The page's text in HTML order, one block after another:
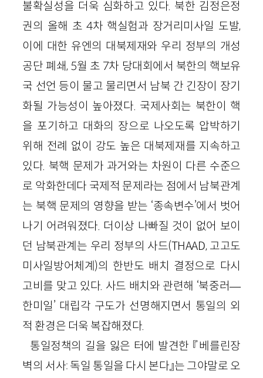
불확실성을 더욱 심화하고 있다. 북한 김정은정
권의 올해 초4차 핵실험과 장거리미사일 도발,
이에 대한 유엔의 대북제재와 우리 정부의 개성
공단 폐쇄, 5월 초 7차 당대회에서 북한의 핵보유
국 선언 등이 물고 물리면서 남북 간 긴장이 장기
화될 가능성이 높아졌다. 국제사회는 북한이 핵
을 포기하고 대화의 장으로 나오도록 압박하기
위해 전례 없이 강도 높은 대북제재를 지속하고
있다. 북핵 문제가 과거와는 차원이 다른 수준으
로 악화한데다 국제적 문제라는 점에서 남북관계
는 북핵 문제의 영향을 받는 ‘종속변수’에서 벗어
나기 어려워졌다. 더이상 나빠질 것이 없어 보이
던 남북관계는 우리 정부의 사드(THAAD, 고고도
미사일방어체계)의 한반도 배치 결정으로 다시
고비를 맞고 있다. 사드 배치와 관련해 ‘북중러—
한미일’ 대립각 구도가 선명해지면서 통일의 외
적 환경은 더욱 복잡해졌다.
통일정책의 길을 잃은 터에 발견한 『베를린장
벽의 서사: 독일 통일을 다시 본다』는 그야말로 오